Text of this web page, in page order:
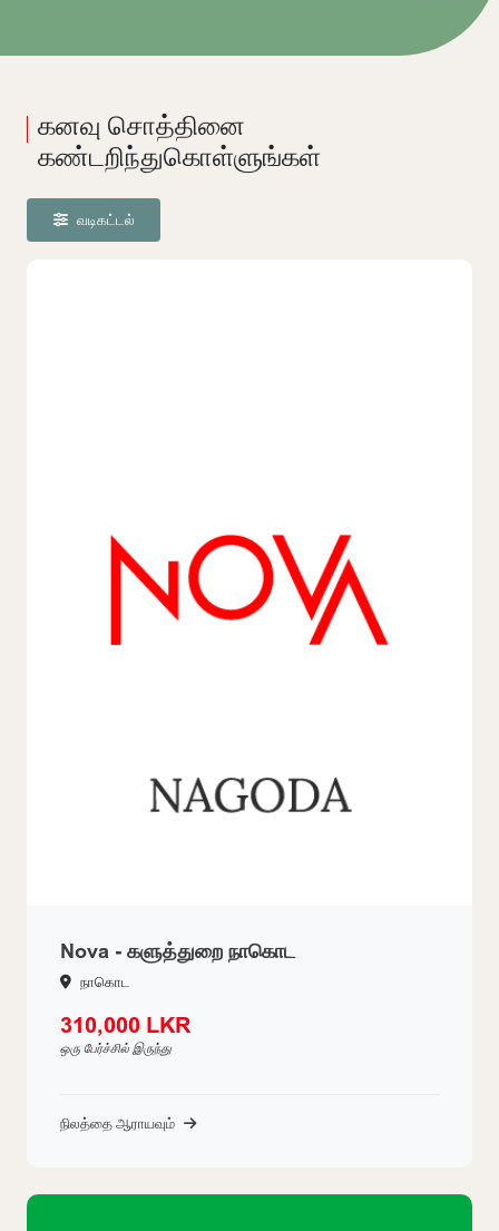
கனவு சொத்தினை
கண்டறிந்துகொள்ளுங்கள்
வடிகட்டல்
Nova - களுத்துறை நாகொட
நாகொட
310,000 LKR
ஒரு பேர்ச்சில் இருந்து
நிலத்தை ஆராயவும்